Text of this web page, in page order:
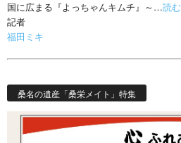
国に広まる『よっちゃんキムチ』～…読む
記者
福田ミキ
桑名の遺産「桑栄メイト」特集